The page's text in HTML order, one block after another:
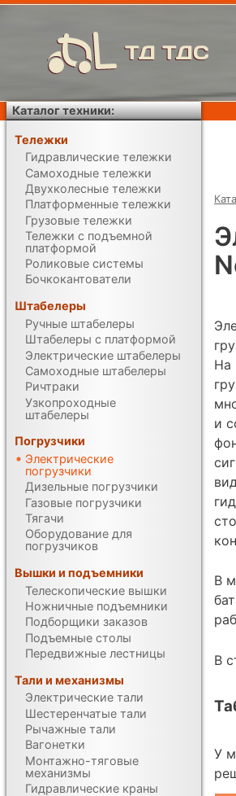
ТД ТДС
На
и
В
В
У
Каталог техники:
Тележки
Гидравлические тележки
Самоходные тележки
Двухколесные тележки
Платформенные тележки
Грузовые тележки
Тележки с подъемной
платформой
Роликовые системы
Бочкокантователи
Штабелеры
Ручные штабелеры
Штабелеры с платформой
Электрические штабелеры
Самоходные штабелеры
Ричтраки
Узкопроходные
штабелеры
Погрузчики
Электрические
погрузчики
Дизельные погрузчики
Газовые погрузчики
Тягачи
Оборудование для
погрузчиков
Вышки и подъемники
Телескопические вышки
Ножничные подъемники
Подборщики заказов
Подъемные столы
Передвижные лестницы
Тали и механизмы
Электрические тали
Шестеренчатые тали
Рычажные тали
Вагонетки
Монтажно-тяговые
механизмы
Гидравлические краны